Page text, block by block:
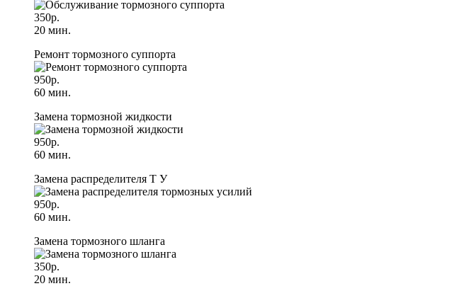
350р.
20 мин.
Ремонт тормозного суппорта
950р.
60 мин.
Замена тормозной жидкости
950р.
60 мин.
Замена распределителя Т У
950р.
60 мин.
Замена тормозного шланга
350р.
20 мин.